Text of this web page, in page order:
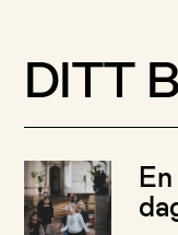
DITT